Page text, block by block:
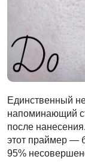
Единственный
напоминающий
после
этот праймер —
95%